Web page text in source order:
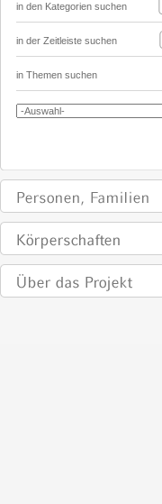
in den Kategorien suchen
in der Zeitleiste suchen
in Themen suchen